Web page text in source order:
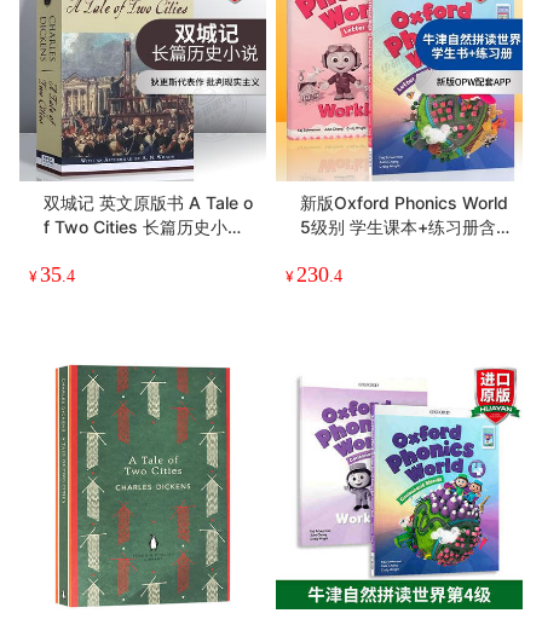
新版Oxford Phonics World
2级别 学生课本+练习册含A
PP 英文原版牛津自然拼读少
儿英语启蒙教材 OPW零基
础入门字母发音教材二阶段
¥230.4
仙境之桥 通往特比利亚的桥
英文原版小说 Bridge to Ter
abithia 全英文版 纽伯瑞金
奖 儿童文学奖 进口英语书籍
傻狗温迪克
58 .8
双城记 英文原版书 A Tale o
f Two Cities 长篇历史小说
查尔斯狄更斯 雾都孤儿作者
原著 全英文版原版 正版进口
英语书籍【经典文学读物】
新版Oxford Phonics World
5级别 学生课本+练习册含A
PP 英文原版牛津自然拼读少
儿英语启蒙教材 OPW零基
础入门字母发音教材五阶段
¥230.4